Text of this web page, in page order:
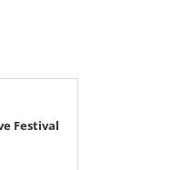
Festival